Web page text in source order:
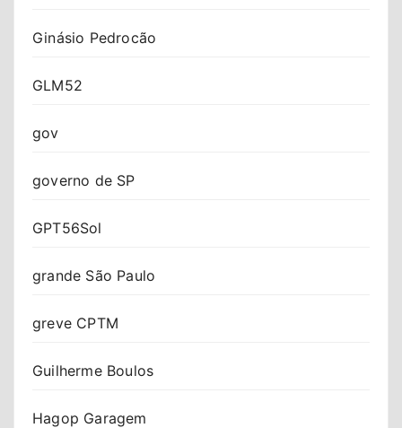
Ginásio Pedrocão
GLM52
gov
governo de SP
GPT56Sol
grande São Paulo
greve CPTM
Guilherme Boulos
Hagop Garagem